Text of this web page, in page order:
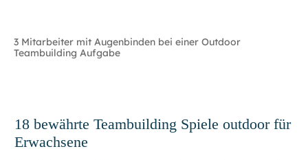
3 Mitarbeiter mit Augenbinden bei einer Outdoor
Teambuilding Aufgabe
18 bewährte Teambuilding Spiele outdoor für
Erwachsene